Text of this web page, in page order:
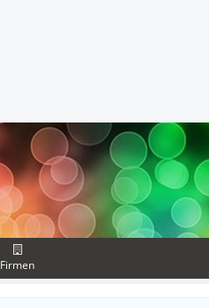
Firmen